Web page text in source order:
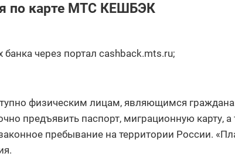
по карте МТС КЕШБЭК
через портал cashback.mts.ru;
физическим лицам, являющимся
предъявить паспорт, миграционную карту, а
пребывание на территории России.